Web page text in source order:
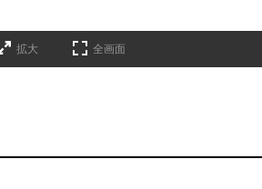
拡大 全画面